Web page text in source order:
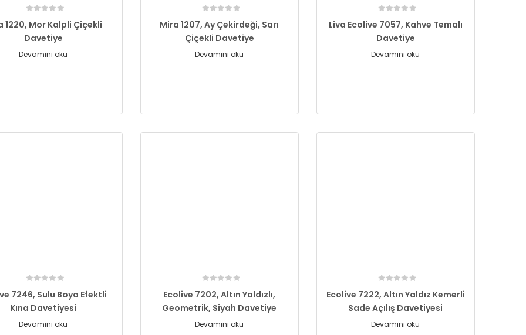
1220, Mor Kalpli Çiçekli
Davetiye
Devamını oku
Mira 1207, Ay Çekirdeği, Sarı
Çiçekli Davetiye
Devamını oku
Liva Ecolive 7057, Kahve Temalı
Davetiye
Devamını oku
7246, Sulu Boya Efektli
Kına Davetiyesi
Devamını oku
Ecolive 7202, Altın Yaldızlı,
Geometrik, Siyah Davetiye
Devamını oku
Ecolive 7222, Altın Yaldız Kemerli
Sade Açılış Davetiyesi
Devamını oku